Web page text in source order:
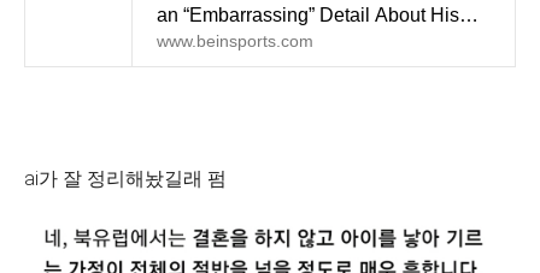
an “Embarrassing” Detail About His
Girlfriend
www.beinsports.com
ai가 잘 정리해놨길래 펌